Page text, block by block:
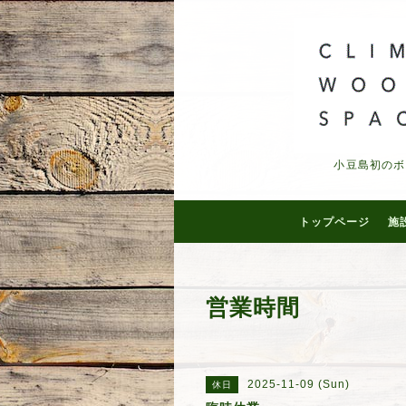
小豆島初の
トップページ 施
営業時間
休日 2025-11-09 (Sun)